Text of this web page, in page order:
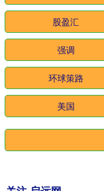
股盈汇
强调
环球策路
美国